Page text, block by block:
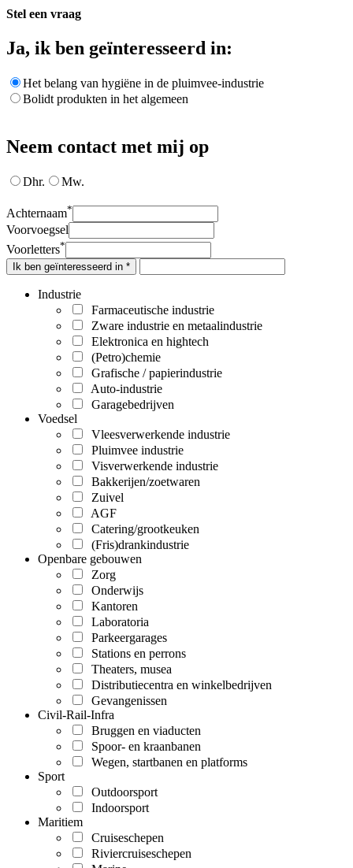
Stel een vraag
Ja, ik ben geïnteresseerd in:
Het belang van hygiëne in de pluimvee-industrie
Bolidt produkten in het algemeen
Neem contact met mij op
Dhr. Mw.
Achternaam*
Voorvoegsel
Voorletters*
Ik ben geïnteresseerd in *
Industrie
Farmaceutische industrie
Zware industrie en metaalindustrie
Elektronica en hightech
(Petro)chemie
Grafische / papierindustrie
Auto-industrie
Garagebedrijven
Voedsel
Vleesverwerkende industrie
Pluimvee industrie
Visverwerkende industrie
Bakkerijen/zoetwaren
Zuivel
AGF
Catering/grootkeuken
(Fris)drankindustrie
Openbare gebouwen
Zorg
Onderwijs
Kantoren
Laboratoria
Parkeergarages
Stations en perrons
Theaters, musea
Distributiecentra en winkelbedrijven
Gevangenissen
Civil-Rail-Infra
Bruggen en viaducten
Spoor- en kraanbanen
Wegen, startbanen en platforms
Sport
Outdoorsport
Indoorsport
Maritiem
Cruiseschepen
Riviercruiseschepen